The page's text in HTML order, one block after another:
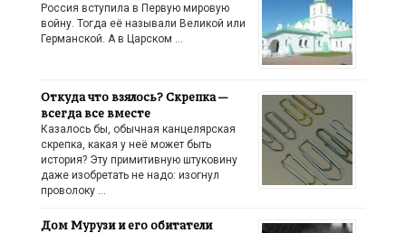
Россия вступила в Первую мировую
войну. Тогда её называли Великой или
Германской. А в Царском …
Откуда что взялось? Скрепка —
всегда все вместе
Казалось бы, обычная канцелярская
скрепка, какая у неё может быть
история? Эту примитивную штуковину
даже изобретать не надо: изогнул
проволоку …
Дом Мурузи и его обитатели